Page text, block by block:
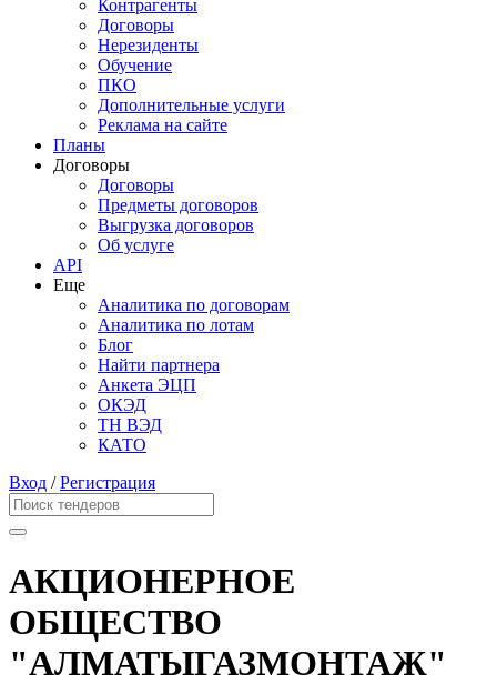
Контрагенты
Договоры
Нерезиденты
Обучение
ПКО
Дополнительные услуги
Реклама на сайте
Планы
Договоры
Договоры
Предметы договоров
Выгрузка договоров
Об услуге
API
Еще
Аналитика по договорам
Аналитика по лотам
Блог
Найти партнера
Анкета ЭЦП
ОКЭД
ТН ВЭД
КАТО
Вход /Регистрация
АКЦИОНЕРНОЕ
ОБЩЕСТВО
"АЛМАТЫГАЗМОНТАЖ"